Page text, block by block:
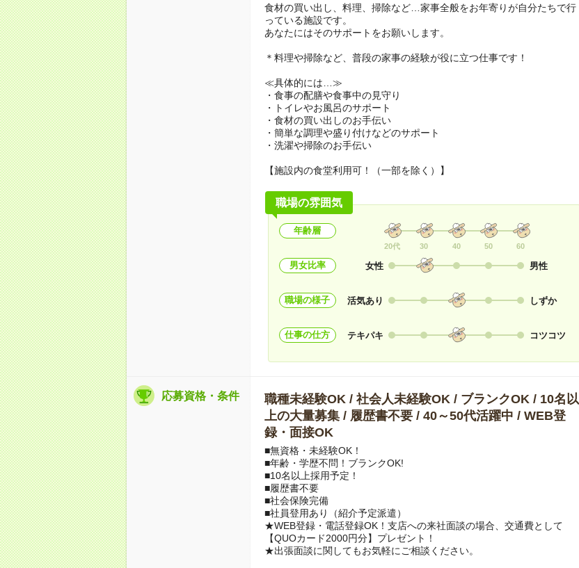
食材の買い出し、料理、掃除など…家事全般をお年寄りが自分たちで行
っている施設です。
あなたにはそのサポートをお願いします。
＊料理や掃除など、普段の家事の経験が役に立つ仕事です！
≪具体的には…≫
・食事の配膳や食事中の見守り
・トイレやお風呂のサポート
・食材の買い出しのお手伝い
・簡単な調理や盛り付けなどのサポート
・洗濯や掃除のお手伝い
【施設内の食堂利用可！（一部を除く）】
職場の雰囲気
年齢層
20代 30 40 50 60
男女比率 女性 男性
職場の様子 活気あり しずか
仕事の仕方 テキパキ コツコツ
応募資格・条件
職種未経験OK / 社会人未経験OK / ブランクOK / 10名以
上の大量募集 / 履歴書不要 / 40～50代活躍中 / WEB登
録・面接OK
■無資格・未経験OK！
■年齢・学歴不問！ブランクOK!
■10名以上採用予定！
■履歴書不要
■社会保険完備
■社員登用あり（紹介予定派遣）
★WEB登録・電話登録OK！支店への来社面談の場合、交通費として
【QUOカード2000円分】プレゼント！
★出張面談に関してもお気軽にご相談ください。